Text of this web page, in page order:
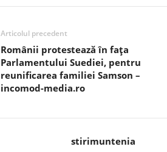
Articolul precedent
Românii protestează în fața
Parlamentului Suediei, pentru
reunificarea familiei Samson –
incomod-media.ro
stirimuntenia